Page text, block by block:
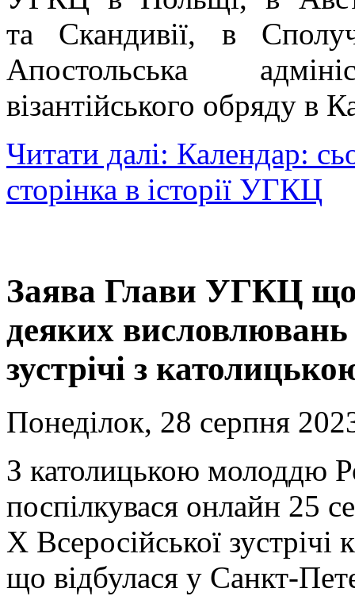
та Скандивії, в
Апостольська
візантійського обряду в
Читати далі: Календар:
сторінка в історії УГКЦ
Заява Глави УГКЦ
деяких
зустрічі з
Понеділок, 28 серпня
З католицькою молоддю
поспілкувася онлайн 25
Х Всеросійської зустрічі
що відбулася у Санкт-